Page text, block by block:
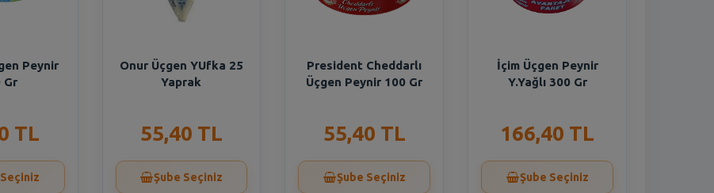
Peynir
Gr
TL
Onur Üçgen YUfka 25
Yaprak
55,40 TL
Şube Seçiniz
President Cheddarlı
Üçgen Peynir 100 Gr
55,40 TL
Şube Seçiniz
İçim Üçgen Peynir
Y.Yağlı 300 Gr
166,40 TL
Şube Seçiniz